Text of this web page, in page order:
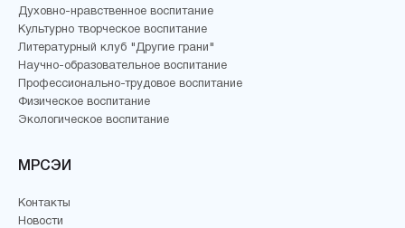
Духовно-нравственное воспитание
Культурно творческое воспитание
Литературный клуб "Другие грани"
Научно-образовательное воспитание
Профессионально-трудовое воспитание
Физическое воспитание
Экологическое воспитание
МРСЭИ
Контакты
Новости